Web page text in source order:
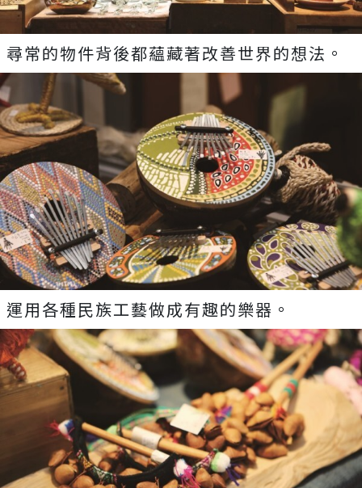
尋常的物件背後都蘊藏著改善世界的想法。
運用各種民族工藝做成有趣的樂器。